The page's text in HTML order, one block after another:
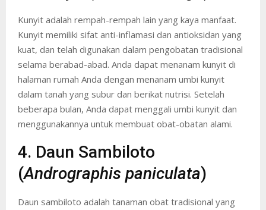
Kunyit adalah rempah-rempah lain yang kaya manfaat.
Kunyit memiliki sifat anti-inflamasi dan antioksidan yang
kuat, dan telah digunakan dalam pengobatan tradisional
selama berabad-abad. Anda dapat menanam kunyit di
halaman rumah Anda dengan menanam umbi kunyit
dalam tanah yang subur dan berikat nutrisi. Setelah
beberapa bulan, Anda dapat menggali umbi kunyit dan
menggunakannya untuk membuat obat-obatan alami.
4. Daun Sambiloto
(Andrographis paniculata)
Daun sambiloto adalah tanaman obat tradisional yang